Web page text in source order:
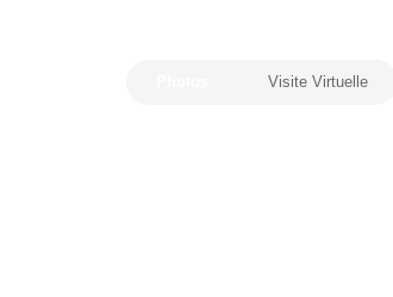
Visite Virtuelle